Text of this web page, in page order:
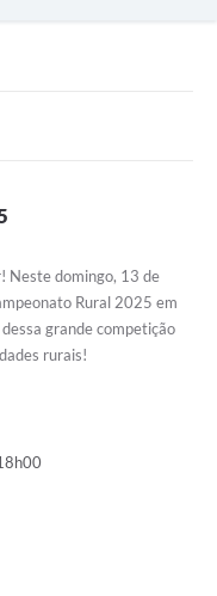
Neste domingo, 13 de
Rural 2025 em
grande competição
rurais!